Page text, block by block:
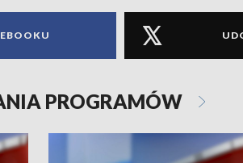
PROGRAMÓW